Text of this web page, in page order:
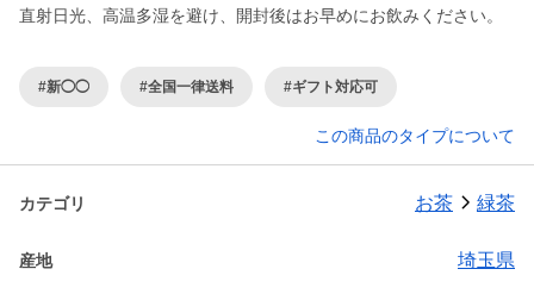
直射日光、高温多湿を避け、開封後はお早めにお飲みください。
#新◯◯ #全国一律送料 #ギフト対応可
この商品のタイプについて
カテゴリ お茶 緑茶
産地 埼玉県